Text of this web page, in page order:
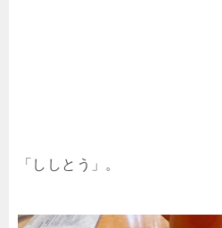
「ししとう」。